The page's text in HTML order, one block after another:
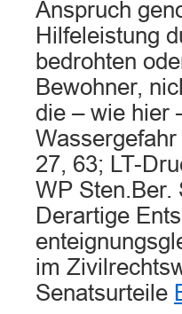
Anspruch
Hilfeleistung
bedrohten
Bewohner,
die – wie hier
27, 63; LT-
WP Sten.Ber.
Derartige
im
Senatsurteile